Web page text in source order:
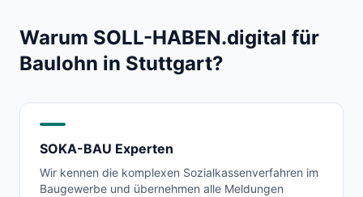
Warum SOLL-HABEN.digital für
Baulohn in Stuttgart?
SOKA-BAU Experten
Wir kennen die komplexen Sozialkassenverfahren im
Baugewerbe und übernehmen alle Meldungen